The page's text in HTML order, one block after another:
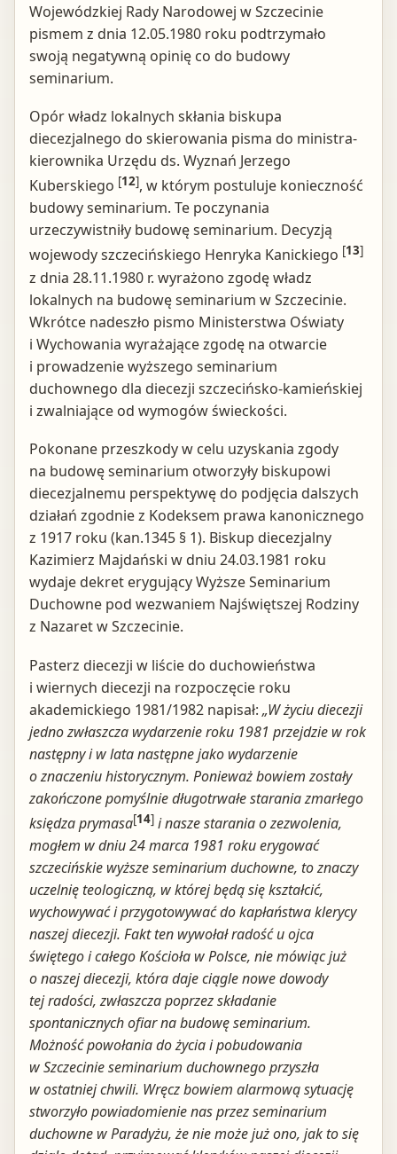
Wojewódzkiej Rady Narodowej w Szczecinie
pismem z dnia 12.05.1980 roku podtrzymało
swoją negatywną opinię co do budowy
seminarium.
Opór władz lokalnych skłania biskupa
diecezjalnego do skierowania pisma do ministra-
kierownika Urzędu ds. Wyznań Jerzego
Kuberskiego [12], w którym postuluje konieczność
budowy seminarium. Te poczynania
urzeczywistniły budowę seminarium. Decyzją
wojewody szczecińskiego Henryka Kanickiego [13]
z dnia 28.11.1980 r. wyrażono zgodę władz
lokalnych na budowę seminarium w Szczecinie.
Wkrótce nadeszło pismo Ministerstwa Oświaty
i Wychowania wyrażające zgodę na otwarcie
i prowadzenie wyższego seminarium
duchownego dla diecezji szczecińsko-kamieńskiej
i zwalniające od wymogów świeckości.
Pokonane przeszkody w celu uzyskania zgody
na budowę seminarium otworzyły biskupowi
diecezjalnemu perspektywę do podjęcia dalszych
działań zgodnie z Kodeksem prawa kanonicznego
z 1917 roku (kan.1345 § 1). Biskup diecezjalny
Kazimierz Majdański w dniu 24.03.1981 roku
wydaje dekret erygujący Wyższe Seminarium
Duchowne pod wezwaniem Najświętszej Rodziny
z Nazaret w Szczecinie.
Pasterz diecezji w liście do duchowieństwa
i wiernych diecezji na rozpoczęcie roku
akademickiego 1981/1982 napisał: „W życiu diecezji
jedno zwłaszcza wydarzenie roku 1981 przejdzie w rok
następny i w lata następne jako wydarzenie
o znaczeniu historycznym. Ponieważ bowiem zostały
zakończone pomyślnie długotrwałe starania zmarłego
księdza prymasa[14] i nasze starania o zezwolenia,
mogłem w dniu 24 marca 1981 roku erygować
szczecińskie wyższe seminarium duchowne, to znaczy
uczelnię teologiczną, w której będą się kształcić,
wychowywać i przygotowywać do kapłaństwa klerycy
naszej diecezji. Fakt ten wywołał radość u ojca
świętego i całego Kościoła w Polsce, nie mówiąc już
o naszej diecezji, która daje ciągle nowe dowody
tej radości, zwłaszcza poprzez składanie
spontanicznych ofiar na budowę seminarium.
Możność powołania do życia i pobudowania
w Szczecinie seminarium duchownego przyszła
w ostatniej chwili. Wręcz bowiem alarmową sytuację
stworzyło powiadomienie nas przez seminarium
duchowne w Paradyżu, że nie może już ono, jak to się